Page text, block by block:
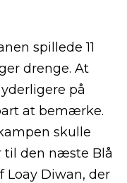
spillede 11
drenge. At
på
at bemærke.
skulle
til den næste Blå
Loay Diwan, der